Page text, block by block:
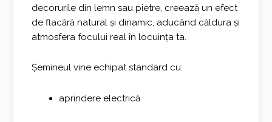
decorurile din lemn sau pietre, creează un efect
de flacără natural și dinamic, aducând căldura și
atmosfera focului real în locuința ta.
Șemineul vine echipat standard cu:
aprindere electrică